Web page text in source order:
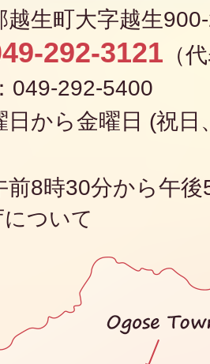
越生町大字越生
292-3121 （
049-292-5400
日から金曜日 (祝
前8時30分から午
ついて